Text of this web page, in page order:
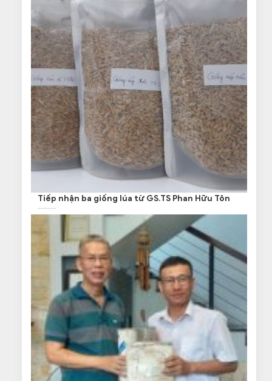
Tiếp nhận ba giống lúa từ GS.TS Phan Hữu Tôn